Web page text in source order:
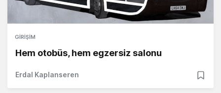
GIRIŞIM
Hem otobüs, hem egzersiz salonu
Erdal Kaplanseren